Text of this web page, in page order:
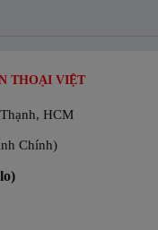
THOẠI VIỆT
HCM
Chính)